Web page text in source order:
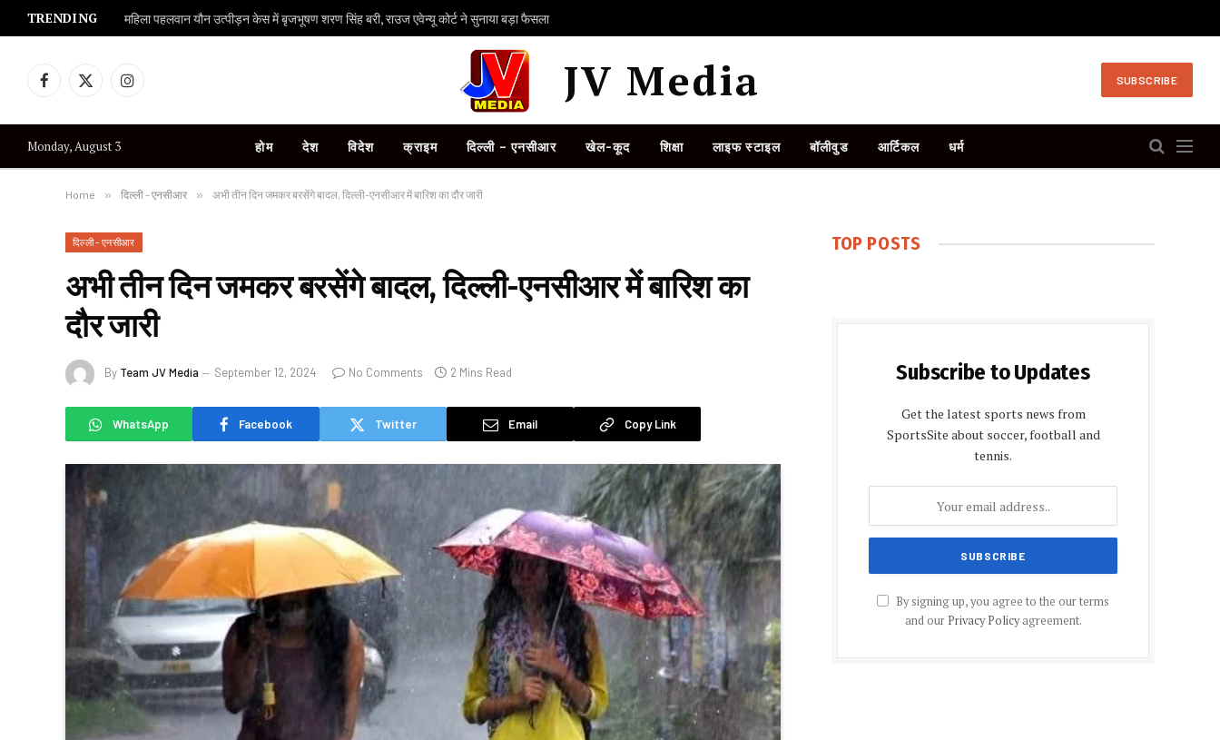
TRENDING महिला पहलवान यौन उत्पीड़न केस में बृजभूषण शरण सिंह बरी, राउज एवेन्यू कोर्ट ने सुनाया बड़ा फैसला
Facebook
X
Instagram JV Media SUBSCRIBE
Monday, August 3 होम देश विदेश क्राइम दिल्ली – एनसीआर खेल-कूद शिक्षा लाइफ स्टाइल बॉलीवुड आर्टिकल धर्म
Home » दिल्ली - एनसीआर » अभी तीन दिन जमकर बरसेंगे बादल, दिल्ली-एनसीआर में बारिश का दौर जारी
दिल्ली - एनसीआर
अभी तीन दिन जमकर बरसेंगे बादल, दिल्ली-एनसीआर में बारिश का
दौर जारी
By Team JV Media September 12, 2024 No Comments 2 Mins Read
WhatsApp Facebook Twitter Email Copy Link
TOP POSTS
Subscribe to Updates
Get the latest sports news from
SportsSite about soccer, football and
tennis.
By signing up, you agree to the our terms
and our Privacy Policyagreement.